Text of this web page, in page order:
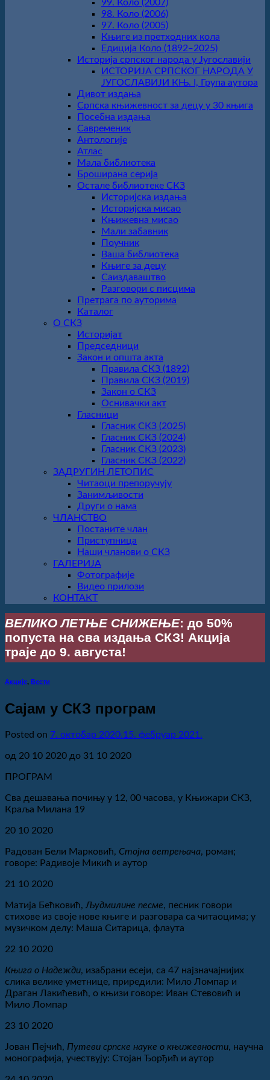
99. Коло (2007)
98. Коло (2006)
97. Коло (2005)
Књиге из претходних кола
Едиција Коло (1892‒2025)
Историја српског народа у Југославији
ИСТОРИЈА СРПСКОГ НАРОДА У
ЈУГОСЛАВИЈИ КЊ. I, Група аутора
Дивот издања
Српска књижевност за децу у 30 књига
Посебна издања
Савременик
Антологије
Атлас
Мала библиотека
Броширана серија
Остале библиотеке СКЗ
Историјска издања
Историјска мисао
Књижевна мисао
Мали забавник
Поучник
Ваша библиотека
Књиге за децу
Саиздаваштво
Разговори с писцима
Претрага по ауторима
Каталог
О СКЗ
Историјат
Председници
Закон и општа акта
Правила СКЗ (1892)
Правила СКЗ (2019)
Закон о СКЗ
Оснивачки акт
Гласници
Гласник СКЗ (2025)
Гласник СКЗ (2024)
Гласник СКЗ (2023)
Гласник СКЗ (2022)
ЗАДРУГИН ЛЕТОПИС
Читаоци препоручују
Занимљивости
Други о нама
ЧЛАНСТВО
Постаните члан
Приступница
Наши чланови о СКЗ
ГАЛЕРИЈА
Фотографије
Видео прилози
КОНТАКТ
ВЕЛИКО ЛЕТЊЕ СНИЖЕЊЕ: до 50%
попуста на сва издања СКЗ! Акција
траје до 9. августа!
Акције, Вести
Сајам у СКЗ програм
Posted on 7. октобар 2020.15. фебруар 2021.
од 20 10 2020 до 31 10 2020
ПРОГРАМ
Сва дешавања почињу у 12, 00 часова, у Књижари СКЗ,
Краља Милана 19
20 10 2020
Радован Бели Марковић, Стојна ветрењача, роман;
говоре: Радивоје Микић и аутор
21 10 2020
Матија Бећковић, Људмилине песме, песник говори
стихове из своје нове књиге и разговара са читаоцима; у
музичком делу: Маша Ситарица, флаута
22 10 2020
Књига о Надежди, изабрани есеји, са 47 најзначајнијих
слика велике уметнице, приредили: Мило Ломпар и
Драган Лакићевић, о књизи говоре: Иван Стевовић и
Мило Ломпар
23 10 2020
Јован Пејчић, Путеви српске науке о књижевности, научна
монографија, учествују: Стојан Ђорђић и аутор